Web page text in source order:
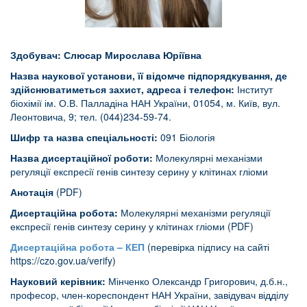
Здобувач: Слюсар Мирослава Юріївна
Назва наукової установи, її відомче підпорядкування, де
здійснюватиметься захист, адреса і телефон: Інститут
біохімії ім. О.В. Палладіна НАН України, 01054, м. Київ, вул.
Леонтовича, 9; тел. (044)234-59-74.
Шифр та назва спеціальності: 091 Біологія
Назва дисертаційної роботи: Молекулярні механізми
регуляції експресії генів синтезу серину у клітинах гліоми
Анотація (PDF)
Дисертаційна робота: Молекулярні механізми регуляції
експресії генів синтезу серину у клітинах гліоми (PDF)
Дисертаційна робота – КЕП (перевірка підпису на сайті
https://czo.gov.ua/verify)
Науковий керівник: Мінченко Олександр Григорович, д.б.н.,
професор, член-кореспондент НАН України, завідувач відділу